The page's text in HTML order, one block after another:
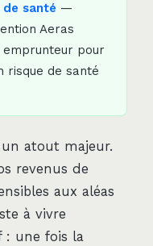
de santé —
Aeras
emprunteur pour
risque de santé
atout majeur.
revenus de
aux aléas
à vivre
: une fois la